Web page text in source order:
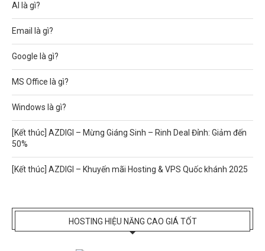
AI là gì?
Email là gì?
Google là gì?
MS Office là gì?
Windows là gì?
[Kết thúc] AZDIGI – Mừng Giáng Sinh – Rinh Deal Đỉnh: Giảm đến
50%
[Kết thúc] AZDIGI – Khuyến mãi Hosting & VPS Quốc khánh 2025
HOSTING HIỆU NĂNG CAO GIÁ TỐT